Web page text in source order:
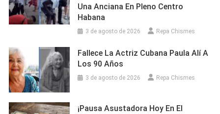
Una Anciana En Pleno Centro
Habana
3 de agosto de 2026 Repa Chismes
Fallece La Actriz Cubana Paula Alí A
Los 90 Años
3 de agosto de 2026 Repa Chismes
¡Pausa Asustadora Hoy En El